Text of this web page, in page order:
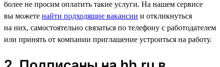
более не просим оплатить такие услуги. На нашем сервисе
вы можете найти подходящие вакансии и откликнуться
на них, самостоятельно связаться по телефону с работодателем
или принять от компании приглашение устроиться на работу.